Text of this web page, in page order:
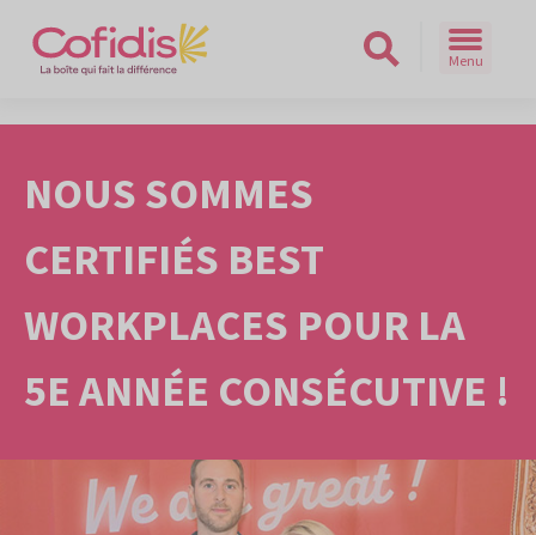
Menu
NOUS SOMMES
CERTIFIÉS BEST
WORKPLACES POUR LA
5E ANNÉE CONSÉCUTIVE !